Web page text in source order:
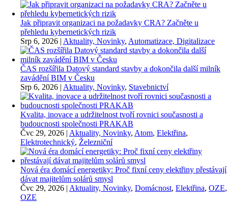
Jak připravit organizaci na požadavky CRA? Začněte u
přehledu kybernetických rizik
Srp 6, 2026 | Aktuality, Novinky, Automatizace, Digitalizace
ČAS rozšířila Datový standard stavby a dokončila další milník
zavádění BIM v Česku
Srp 6, 2026 | Aktuality, Novinky, Stavebnictví
Kvalita, inovace a udržitelnost tvoří rovnici současnosti a
budoucnosti společnosti PRAKAB
Čvc 29, 2026 | Aktuality, Novinky, Atom, Elektřina,
Elektrotechnický, Železniční
Nová éra domácí energetiky: Proč fixní ceny elektřiny přestávají
dávat majitelům solárů smysl
Čvc 29, 2026 | Aktuality, Novinky, Domácnost, Elektřina, OZE,
OZE